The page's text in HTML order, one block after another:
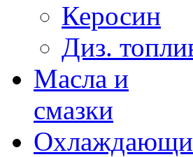
Керосин
Диз.
Масла и
смазки